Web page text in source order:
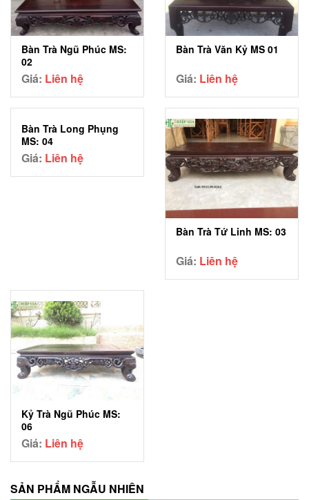
Bàn Trà Ngũ Phúc MS:
02
Giá: Liên hệ
Bàn Trà Văn Kỷ MS 01
Giá: Liên hệ
Bàn Trà Long Phụng
MS: 04
Giá: Liên hệ
Bàn Trà Tứ Linh MS: 03
Giá: Liên hệ
Kỷ Trà Ngũ Phúc MS:
06
Giá: Liên hệ
SẢN PHẨM NGẪU NHIÊN